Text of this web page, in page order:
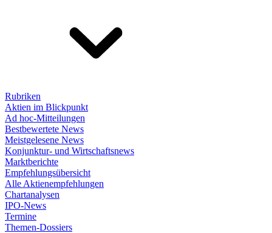
Rubriken
Aktien im Blickpunkt
Ad hoc-Mitteilungen
Bestbewertete News
Meistgelesene News
Konjunktur- und Wirtschaftsnews
Marktberichte
Empfehlungsübersicht
Alle Aktienempfehlungen
Chartanalysen
IPO-News
Termine
Themen-Dossiers